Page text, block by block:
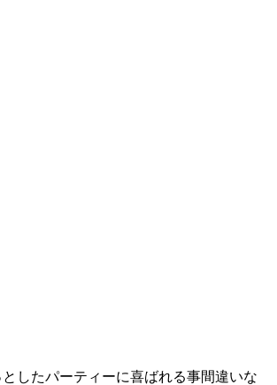
したパーティーに喜ばれる事間違いな